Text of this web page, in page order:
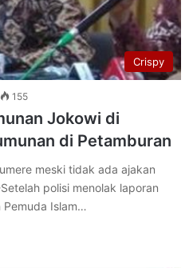
Crispy
155
Jokowi di
di Petamburan
meski tidak ada ajakan
polisi menolak laporan
Pemuda Islam…